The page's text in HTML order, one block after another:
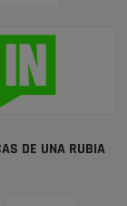
DE UNA RUBIA